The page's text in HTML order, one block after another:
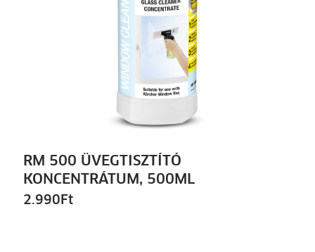
RM 500 ÜVEGTISZTÍTÓ
KONCENTRÁTUM, 500ML
2.990 Ft